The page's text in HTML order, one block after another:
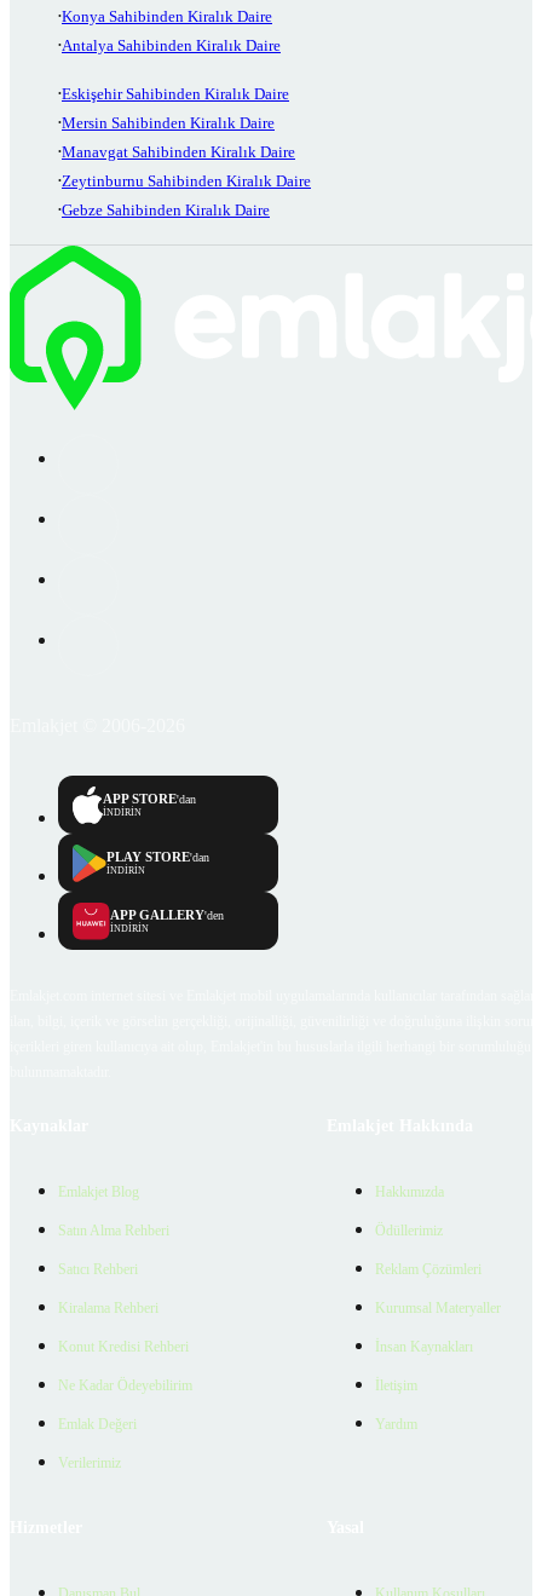
Konya Sahibinden Kiralık Daire
Antalya Sahibinden Kiralık Daire
Eskişehir Sahibinden Kiralık Daire
Mersin Sahibinden Kiralık Daire
Manavgat Sahibinden Kiralık Daire
Zeytinburnu Sahibinden Kiralık Daire
Gebze Sahibinden Kiralık Daire
APP STORE'dan
İNDİRİN
PLAY STORE'dan
İNDİRİN
APP GALLERY'den
İNDİRİN
Emlakjet Blog
Satın Alma Rehberi
Satıcı Rehberi
Kiralama Rehberi
Konut Kredisi Rehberi
Ne Kadar Ödeyebilirim
Emlak Değeri
Verilerimiz
Hakkımızda
Ödüllerimiz
Reklam Çözümleri
Kurumsal Materyaller
İnsan Kaynakları
İletişim
Yardım